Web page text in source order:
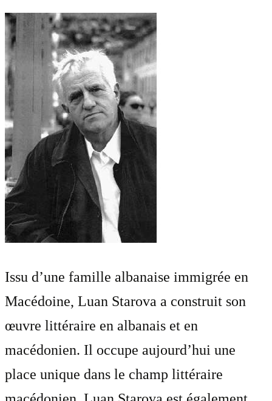
Issu d’une famille albanaise immigrée en
Macédoine, Luan Starova a construit son
œuvre littéraire en albanais et en
macédonien. Il occupe aujourd’hui une
place unique dans le champ littéraire